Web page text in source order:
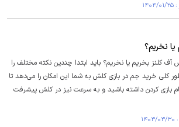
نخریم؟
کلنز بخریم یا نخریم؟ باید ابتدا چندین نکته مختلف را
کلی خرید جم در بازی کلش به شما این امکان را می‌دهد تا
بازی کردن داشته باشید و به سرعت نیز در کلش پیشرفت